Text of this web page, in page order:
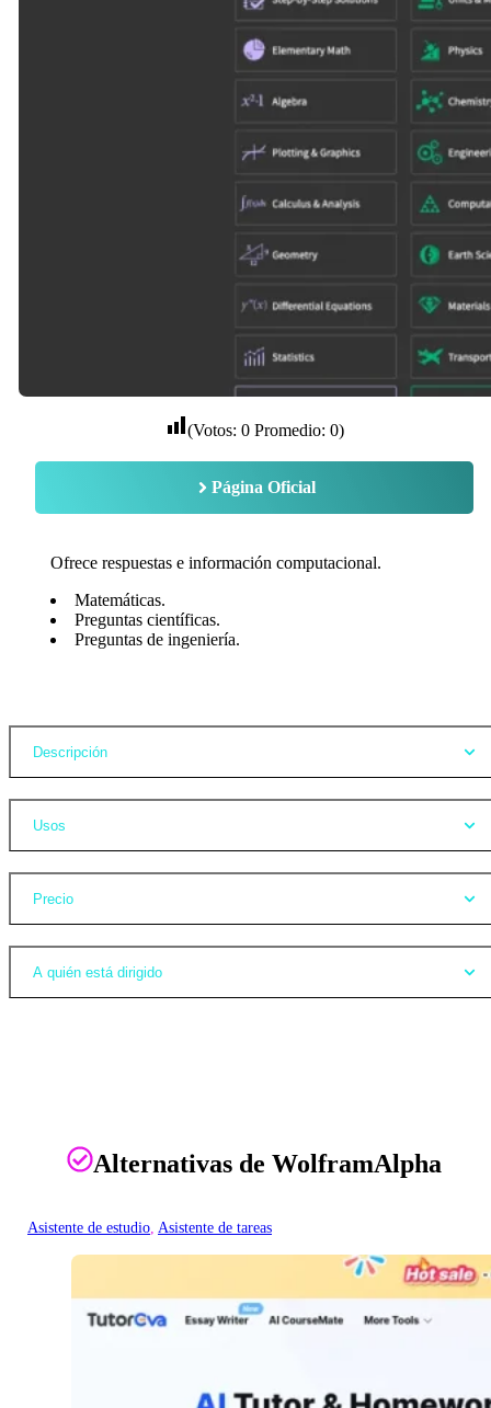
(Votos: 0Promedio: 0)
Página Oficial
Ofrece respuestas e información computacional.
Matemáticas.
Preguntas científicas.
Preguntas de ingeniería.
Descripción
Usos
Precio
A quién está dirigido
Alternativas de WolframAlpha
Asistente de estudio, Asistente de tareas